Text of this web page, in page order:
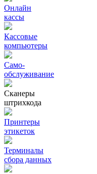
Онлайн
кассы
Кассовые
компьютеры
Само-
обслуживание
Сканеры
штрихкода
Принтеры
этикеток
Терминалы
сбора данных